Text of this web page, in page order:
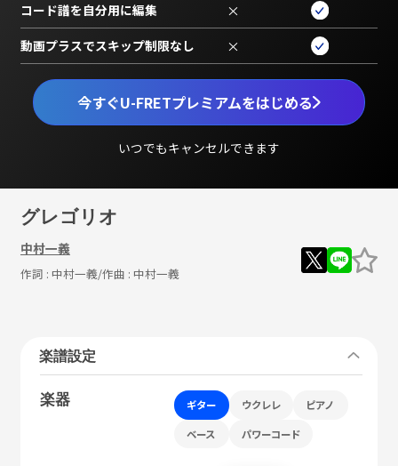
今すぐU-FRETプレミアムをはじめる
いつでもキャンセルできます
コード譜を自分用に編集 ×
動画プラスでスキップ制限なし ×
グレゴリオ
中村一義
作詞 : 中村一義/作曲 : 中村一義
楽譜設定
楽器 ギター ウクレレ ピアノ
ベース パワーコード